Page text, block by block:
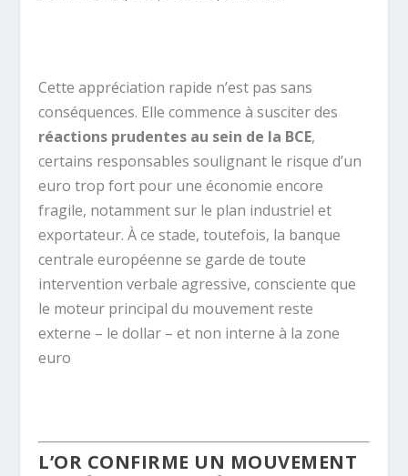
Cette appréciation rapide n’est pas sans
conséquences. Elle commence à susciter des
réactions prudentes au sein de la BCE,
certains responsables soulignant le risque d’un
euro trop fort pour une économie encore
fragile, notamment sur le plan industriel et
exportateur. À ce stade, toutefois, la banque
centrale européenne se garde de toute
intervention verbale agressive, consciente que
le moteur principal du mouvement reste
externe – le dollar – et non interne à la zone
euro
L’OR CONFIRME UN MOUVEMENT